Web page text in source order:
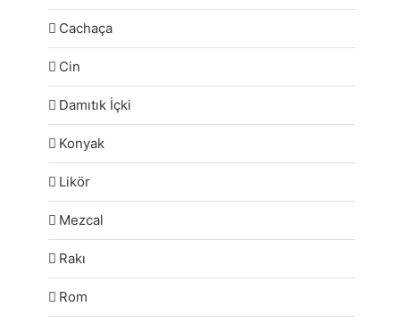
Cachaça
Cin
Damıtık İçki
Konyak
Likör
Mezcal
Rakı
Rom